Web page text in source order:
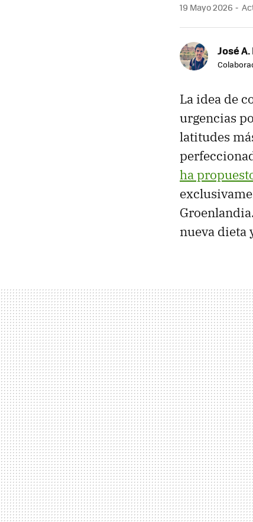
19 Mayo 2026
José
La idea de
urgencias
latitudes
ha
nueva dieta